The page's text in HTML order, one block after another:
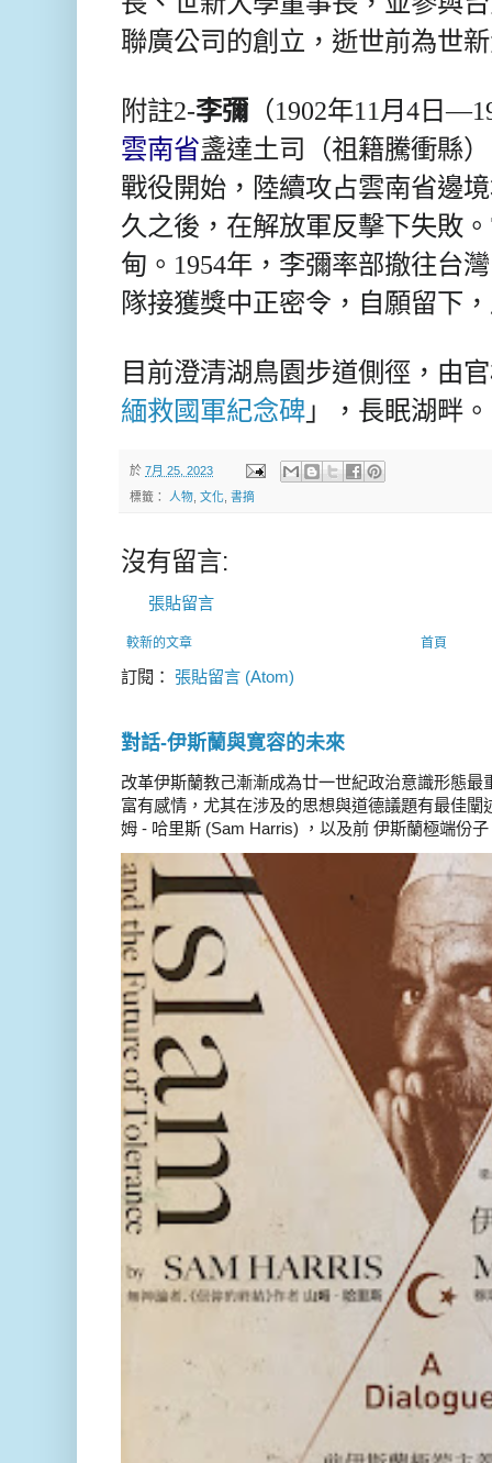
聯廣公司的創立，逝世前為世
附註2-李彌 （1902年11月4日
雲南省盞達土司 （祖籍騰衝縣
戰役開始，陸續攻占雲南省邊
久之後，在解放軍反擊下失敗
甸。1954年，李彌率部撤往台
隊接獲獎中正密令，自願留下
目前澄清湖鳥園步道側徑，由
緬救國軍紀念碑 」，長眠湖畔。
於 7月 25, 2023
標籤： 人物 文化 書摘
沒有留言:
張貼留言
較新的文章 首頁
訂閱： 張貼留言 (Atom)
對話-伊斯蘭與寛容的未來
改革伊斯蘭教己漸漸成為廿一世紀政治意識形態
富有感情，尤其在涉及的思想與道德議題有最佳
姆 - 哈里斯 (Sam Harris) ，以及前 伊斯蘭極端份